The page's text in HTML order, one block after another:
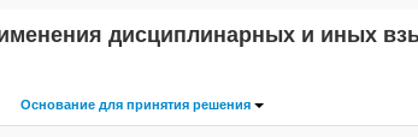
дисциплинарных и иных
Основание для принятия решения